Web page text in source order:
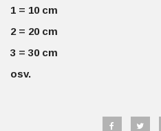
1 = 10 cm
2 = 20 cm
3 = 30 cm
osv.